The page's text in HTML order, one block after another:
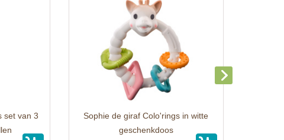
set van 3
Sophie de giraf Colo'rings in witte
geschenkdoos